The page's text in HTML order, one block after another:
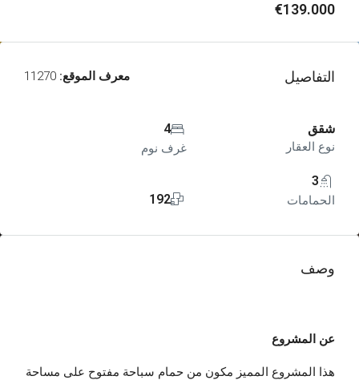
€139.000
التفاصيل معرف الموقع:
شقق
نوع العقار
4
غرف نوم
3
الحمامات 192
وصف
عن المشروع
هذا المشروع المميز مكون من حمام سباحة مفتوح على مساحة